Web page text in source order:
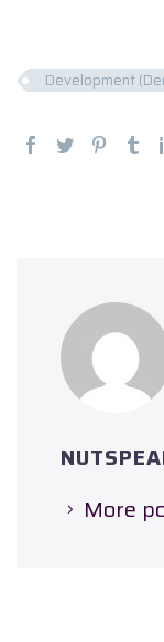
Development
More